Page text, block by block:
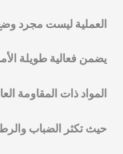
العملية ليست مجرد
يضمن فعالية طويلة
المواد ذات المقاومة
حيث تكثر الضباب